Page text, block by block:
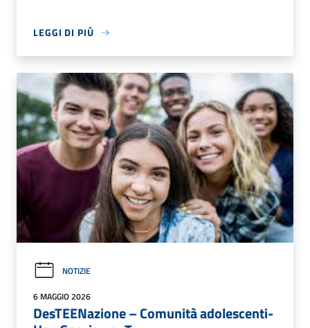
LEGGI DI PIÙ
NOTIZIE
6 MAGGIO 2026
DesTEENazione – Comunità adolescenti-